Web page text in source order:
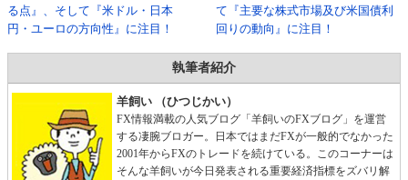
る点』、そして『米ドル・日本
円・ユーロの方向性』に注目！
て『主要な株式市場及び米国債利
回りの動向』に注目！
執筆者紹介
羊飼い （ひつじかい）
FX情報満載の人気ブログ「羊飼いのFXブログ」を運営
する凄腕ブロガー。日本ではまだFXが一般的でなかった
2001年からFXのトレードを続けている。このコーナーは
そんな羊飼いが今日発表される重要経済指標をズバリ解